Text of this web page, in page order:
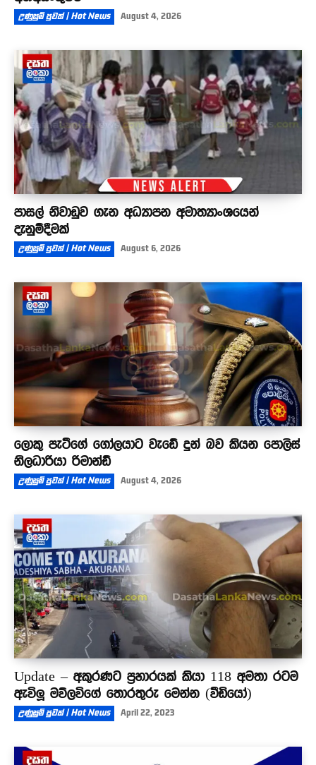
උණුසුම් පුවත් | Hot News August 4, 2026
පාසල් නිවාඩුව ගැන අධ්‍යාපන අමාත්‍යාංශයෙන්
දැනුම්දීමක්
උණුසුම් පුවත් | Hot News August 6, 2026
ලොකු පැටීගේ ගෝලයාට වැඩේ දුන් බව කියන පොලිස්
නිලධාරියා රිමාන්ඩ්
උණුසුම් පුවත් | Hot News August 4, 2026
Update – අකුරණට ප්‍රහාරයක් කියා 118 අමතා රටම
ඇවිලූ මව්ලවිගේ තොරතුරු මෙන්න (වීඩියෝ)
උණුසුම් පුවත් | Hot News April 22, 2023